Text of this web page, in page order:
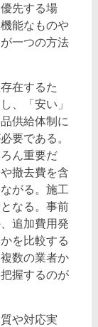
先する場
能なものや
一つの方法
在するた
、「安い」
供給体制に
要である。
ん重要だ
撤去費を含
がる。施工
なる。事前
追加費用発
を比較する
数の業者か
握するのが
や対応実